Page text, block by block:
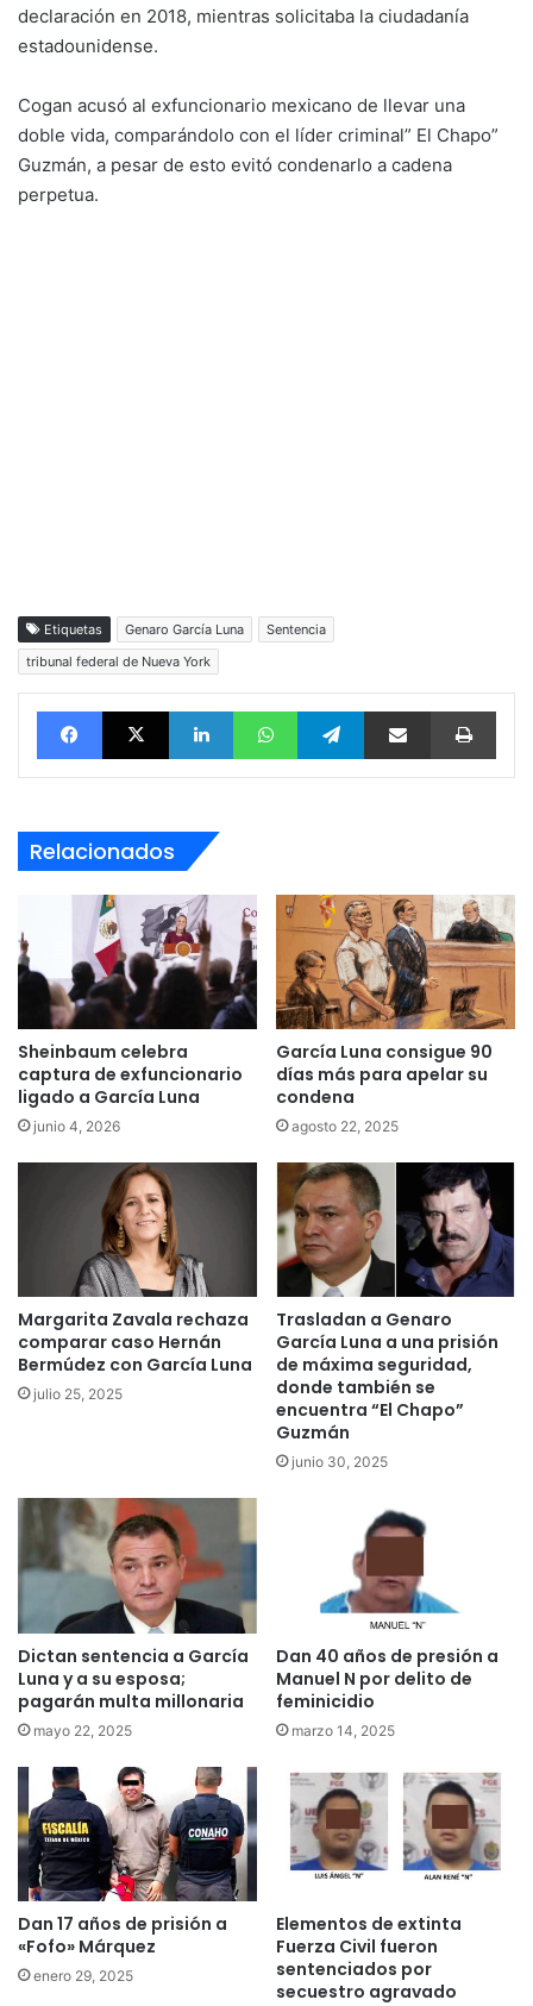
declaración en 2018, mientras solicitaba la ciudadanía
estadounidense.
Cogan acusó al exfuncionario mexicano de llevar una
doble vida, comparándolo con el líder criminal” El Chapo”
Guzmán, a pesar de esto evitó condenarlo a cadena
perpetua.
Etiquetas Genaro García Luna
Sentencia
tribunal federal de Nueva York
FacebookX LinkedInWhatsAppTelegramvía email
Relacionados
Sheinbaum celebra
captura de exfuncionario
ligado a García Luna
junio 4, 2026
García Luna consigue 90
días más para apelar su
condena
agosto 22, 2025
Margarita Zavala rechaza
comparar caso Hernán
Bermúdez con García Luna
julio 25, 2025
Trasladan a Genaro
García Luna a una prisión
de máxima seguridad,
donde también se
encuentra “El Chapo”
Guzmán
junio 30, 2025
Dictan sentencia a García
Luna y a su esposa;
pagarán multa millonaria
mayo 22, 2025
Dan 40 años de presión a
Manuel N por delito de
feminicidio
marzo 14, 2025
Dan 17 años de prisión a
«Fofo» Márquez
enero 29, 2025
Elementos de extinta
Fuerza Civil fueron
sentenciados por
secuestro agravado